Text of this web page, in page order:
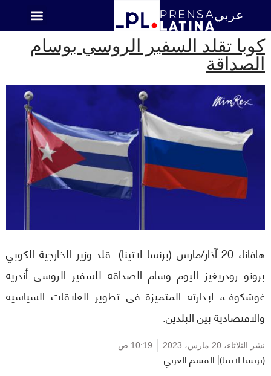
عربي
كوبا تقلد السفير الروسي بوسام
الصداقة
هافانا، 20 آذار/مارس (برنسا لاتينا): قلد وزير الخارجية الكوبي
برونو رودريغيز اليوم وسام الصداقة للسفير الروسي أندريه
غوشكوف، لإدارته المتميزة في تطوير العلاقات السياسية
والاقتصادية بين البلدين.
نشر الثلاثاء، 20 مارس، 2023 10:19 ص
(برنسا لاتينا)| القسم العربي